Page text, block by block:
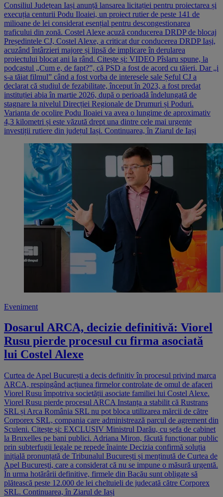
Consiliul Județean Iași anunță lansarea licitației pentru proiectarea și
execuția centurii Podu Iloaiei, un proiect rutier de peste 141 de
milioane de lei considerat esențial pentru descongestionarea
traficului din zonă. Costel Alexe acuză conducerea DRDP de blocaj
Președintele CJ, Costel Alexe, a criticat dur conducerea DRDP Iași,
acuzând întârzieri majore și lipsă de implicare în derularea
proiectului blocat ani la rând. Citește și: VIDEO Pîslaru spune, la
podcastul „Cum e, de fapt?”, că PSD a fost de acord cu tăieri. Dar „i
s-a tăiat filmul” când a fost vorba de interesele sale Șeful CJ a
declarat că studiul de fezabilitate, început în 2023, a fost predat
instituției abia în martie 2026, după o perioadă îndelungată de
stagnare la nivelul Direcției Regionale de Drumuri și Poduri.
Varianta de ocolire Podu Iloaiei va avea o lungime de aproximativ
4,3 kilometri și este văzută drept una dintre cele mai urgente
investiții rutiere din județul Iași. Continuarea, în Ziarul de Iași
Eveniment
Dosarul ARCA, decizie definitivă: Viorel
Rusu pierde procesul cu firma asociată
lui Costel Alexe
Curtea de Apel București a decis definitiv în procesul privind marca
ARCA, respingând acțiunea firmelor controlate de omul de afaceri
Viorel Rusu împotriva societății asociate familiei lui Costel Alexe.
Viorel Rusu pierde procesul ARCA Instanța a stabilit că Rustrans
SRL și Arca România SRL nu pot bloca utilizarea mărcii de către
Corporex SRL, compania care administrează parcul de agrement din
Sculeni. Citește și: EXCLUSIV Ministrul Darău, cu șefa de cabinet
la Bruxelles pe bani publici. Adriana Miron, făcută funcționar public
prin subterfugii legale pe repede înainte Decizia confirmă soluția
inițială pronunțată de Tribunalul București și menținută de Curtea de
Apel București, care a considerat că nu se impune o măsură urgentă.
În urma hotărârii definitive, firmele din Bacău sunt obligate să
plătească peste 12.000 de lei cheltuieli de judecată către Corporex
SRL. Continuarea, în Ziarul de Iași